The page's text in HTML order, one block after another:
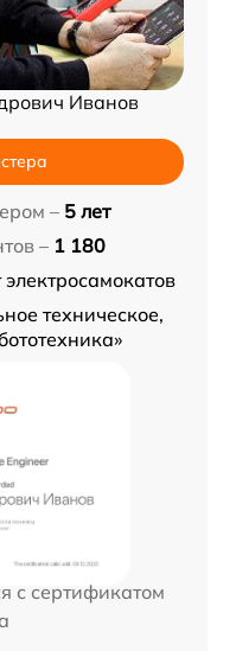
Иванов
– 5 лет
– 1 180
техническое,
с сертификатом